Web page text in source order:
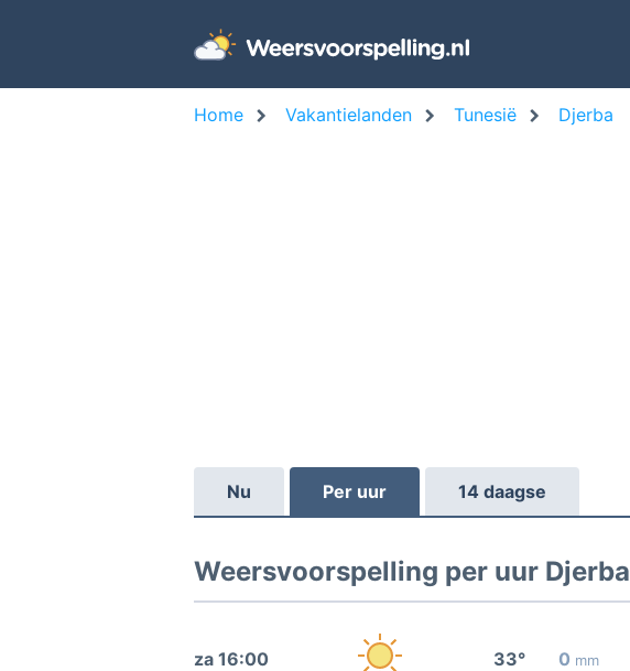
Home Vakantielanden Tunesië Djerba
Nu Per uur 14 daagse
Weersvoorspelling per uur Djerba
za 16:00 33° 0 mm